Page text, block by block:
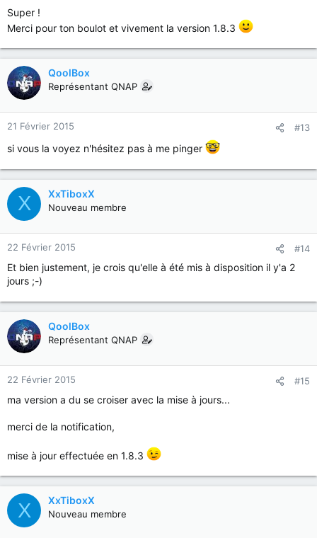
Super !
Merci pour ton boulot et vivement la version 1.8.3
QoolBox
Représentant QNAP
21 Février 2015 #13
si vous la voyez n'hésitez pas à me pinger
X XxTiboxX
Nouveau membre
22 Février 2015 #14
Et bien justement, je crois qu'elle à été mis à disposition il y'a 2
jours ;-)
QoolBox
Représentant QNAP
22 Février 2015 #15
ma version a du se croiser avec la mise à jours...
merci de la notification,
mise à jour effectuée en 1.8.3
X XxTiboxX
Nouveau membre